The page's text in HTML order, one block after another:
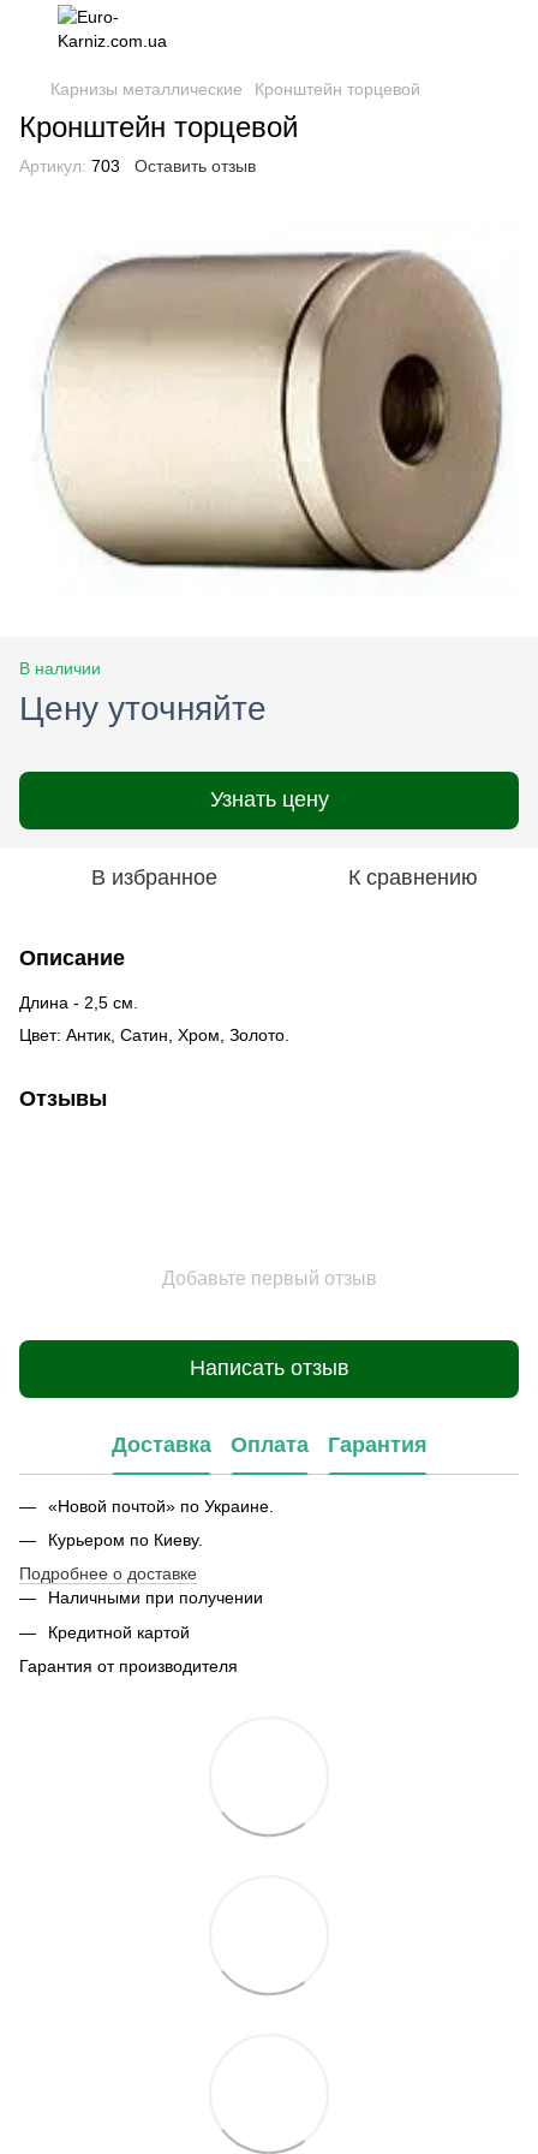
Карнизы металлические Кронштейн торцевой
Кронштейн торцевой
Артикул: 703 Оставить отзыв
В наличии
Цену уточняйте
Узнать цену
В избранное К сравнению
Описание
Длина - 2,5 см.
Цвет: Антик, Сатин, Хром, Золото.
Отзывы
Добавьте первый отзыв
Написать отзыв
Доставка Оплата Гарантия
«Новой почтой» по Украине.
Курьером по Киеву.
Подробнее о доставке
Наличными при получении
Кредитной картой
Гарантия от производителя